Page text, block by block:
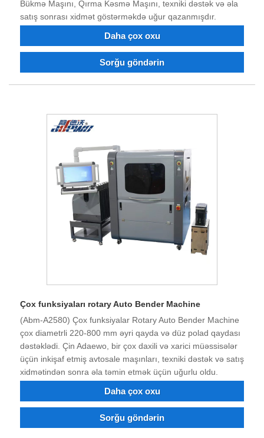
Bükmə Maşını, Qırma Kəsmə Maşını, texniki dəstək və əla
satış sonrası xidmət göstərməkdə uğur qazanmışdır.
Daha çox oxu
Sorğu göndərin
Çox funksiyaları rotary Auto Bender Machine
(Abm-A2580) Çox funksiyalar Rotary Auto Bender Machine
çox diametrli 220-800 mm əyri qayda və düz polad qaydası
dəstəklədi. Çin Adaewo, bir çox daxili və xarici müəssisələr
üçün inkişaf etmiş avtosale maşınları, texniki dəstək və satış
xidmətindən sonra əla təmin etmək üçün uğurlu oldu.
Daha çox oxu
Sorğu göndərin